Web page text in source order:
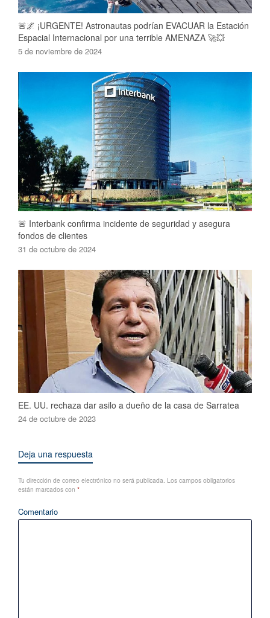
🚨🌌 ¡URGENTE! Astronautas podrían EVACUAR la Estación
Espacial Internacional por una terrible AMENAZA 🚀💥
5 de noviembre de 2024
🚨 Interbank confirma incidente de seguridad y asegura
fondos de clientes
31 de octubre de 2024
EE. UU. rechaza dar asilo a dueño de la casa de Sarratea
24 de octubre de 2023
Deja una respuesta
Tu dirección de correo electrónico no será publicada. Los campos obligatorios
están marcados con *
Comentario